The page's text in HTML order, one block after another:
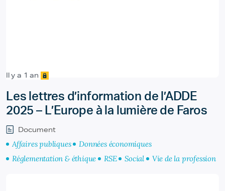
Il y a 1 an
Les lettres d’information de l’ADDE
2025 – L’Europe à la lumière de Faros
Document
Affaires publiques
Données économiques
Réglementation & éthique
RSE Social Vie de la profession